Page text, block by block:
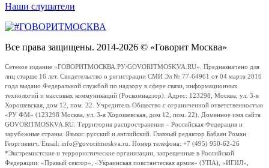
Наши слушатели
Все права защищены. 2014-2026 © «Говорит Москва»
Сетевое издание «ГОВОРИТМОСКВА.РУ/GOVORITMOSKVA.RU». Предназначено для
лиц старше 16 лет. Свидетельство о регистрации СМИ Эл № 77-64961 от 04 марта 2016
года выдано Федеральной службой по надзору в сфере связи, информационных
технологий и массовых коммуникаций (Роскомнадзор). Адрес: 123298, Москва, ул. 3-я
Хорошевская, дом 12, пом. 22. Учредитель Общество с ограниченной ответственностью
«РУ ФМ» (123298 Москва, ул. 3-я Хорошевская, дом 12, пом. 22). Доменное имя сайта
GOVORITMOSKVA.RU. Территория распространения – Российская Федерация и
зарубежные страны. Языки: русский и английский. Главный редактор Бабаян Роман
Георгиевич. Email: info@govoritmoskva.ru. Номер телефона: +7 (495) 950-62-26
*Экстремистские и террористические организации, запрещенные в Российской
Федерации: «Правый сектор», «Украинская повстанческая армия» (УПА), «ИГИЛ»,